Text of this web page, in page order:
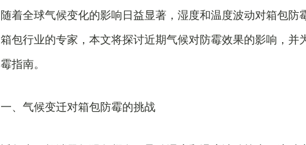
随着全球气候变化的影响日益显著，湿度和温度波动对箱包防
箱包行业的专家，本文将探讨近期气候对防霉效果的影响，并
霉指南。
一、气候变迁对箱包防霉的挑战